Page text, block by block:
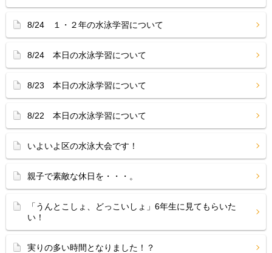
8/24 １・２年の水泳学習について
8/24 本日の水泳学習について
8/23 本日の水泳学習について
8/22 本日の水泳学習について
いよいよ区の水泳大会です！
親子で素敵な休日を・・・。
「うんとこしょ、どっこいしょ」6年生に見てもらいた
い！
実りの多い時間となりました！？